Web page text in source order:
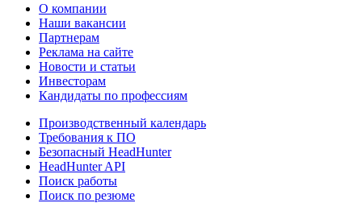
О компании
Наши вакансии
Партнерам
Реклама на сайте
Новости и статьи
Инвесторам
Кандидаты по профессиям
Производственный календарь
Требования к ПО
Безопасный HeadHunter
HeadHunter API
Поиск работы
Поиск по резюме